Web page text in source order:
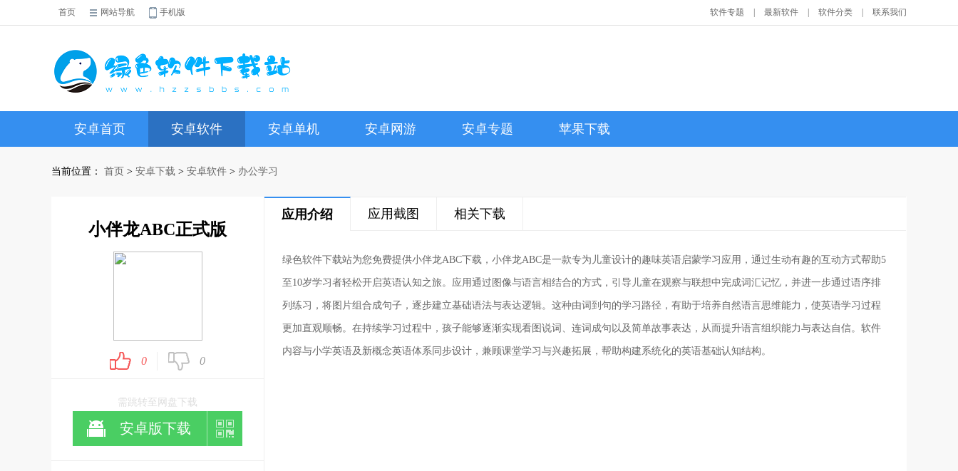
首页 网站导航 手机版 软件专题 最新软件 软件分类 联系我们
安卓首页 安卓软件 安卓单机 安卓网游 安卓专题 苹果下载
当前位置： 首页 > 安卓下载 > 安卓软件 > 办公学习
小伴龙ABC正式版
0 0
需跳转至网盘下载
安卓版下载
应用介绍 应用截图 相关下载
绿色软件下载站为您免费提供小伴龙ABC下载，小伴龙ABC是一款专为儿童设计的趣味英语启蒙学习应用，通过生动有趣的互动方式帮助5
至10岁学习者轻松开启英语认知之旅。应用通过图像与语言相结合的方式，引导儿童在观察与联想中完成词汇记忆，并进一步通过语序排
列练习，将图片组合成句子，逐步建立基础语法与表达逻辑。这种由词到句的学习路径，有助于培养自然语言思维能力，使英语学习过程
更加直观顺畅。在持续学习过程中，孩子能够逐渐实现看图说词、连词成句以及简单故事表达，从而提升语言组织能力与表达自信。软件
内容与小学英语及新概念英语体系同步设计，兼顾课堂学习与兴趣拓展，帮助构建系统化的英语基础认知结构。